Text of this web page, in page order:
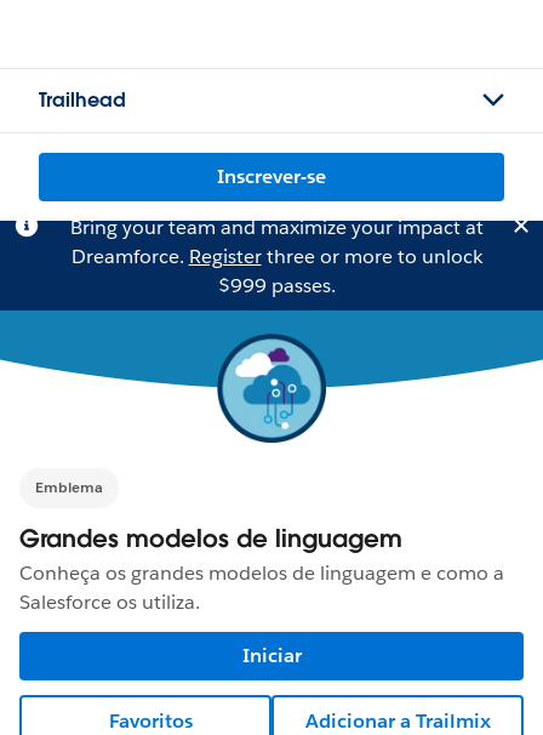
Trailhead
Inscrever-se
Bring your team and maximize your impact at
Dreamforce. Registerthree or more to unlock
$999 passes.
Emblema
Grandes modelos de linguagem
Conheça os grandes modelos de linguagem e como a
Salesforce os utiliza.
Iniciar
Favoritos Adicionar a Trailmix